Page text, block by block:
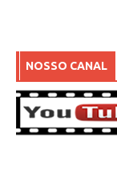
NOSSO CANAL